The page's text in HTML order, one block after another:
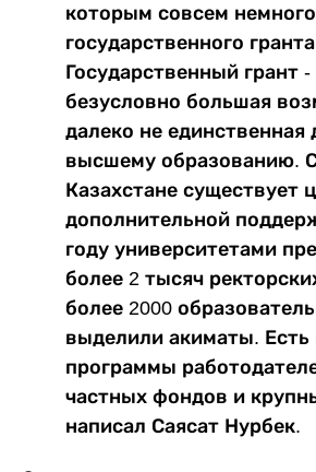
которым совсем
государственного
Государственный грант -
безусловно большая
далеко не единственная
высшему образованию.
Казахстане существует
дополнительной
году университетами
более 2 тысяч
более 2000
выделили акиматы. Есть
программы
частных фондов и
написал Саясат Нурбек.